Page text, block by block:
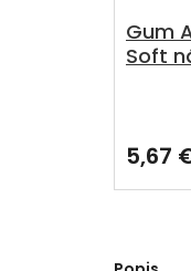
Gum
Soft
5,67